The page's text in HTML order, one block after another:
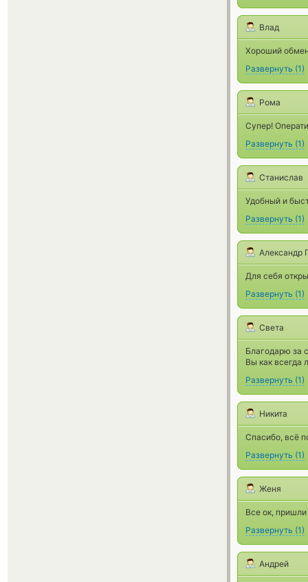
Влад
Хороший
Развернуть (1)
Рома
Супер!
Развернуть (1)
Станислав
Удобный и
Развернуть (1)
Александр
Для себя
Развернуть (1)
Света
Благодарю за
Вы как всегда
Развернуть (1)
Никита
Спасибо, всё
Развернуть (1)
Женя
Все ок,
Развернуть (1)
Андрей